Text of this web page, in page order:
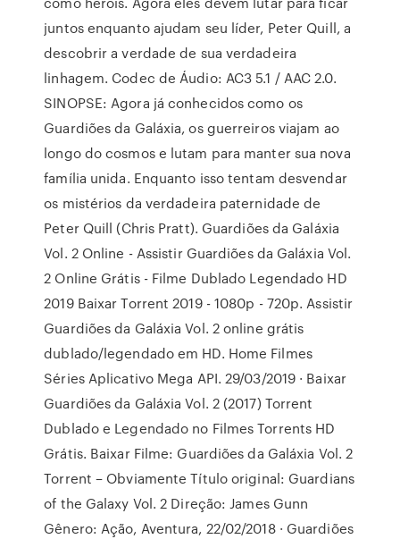
juntos enquanto ajudam seu líder, Peter Quill, a
descobrir a verdade de sua verdadeira
linhagem. Codec de Áudio: AC3 5.1 / AAC 2.0.
SINOPSE: Agora já conhecidos como os
Guardiões da Galáxia, os guerreiros viajam ao
longo do cosmos e lutam para manter sua nova
família unida. Enquanto isso tentam desvendar
os mistérios da verdadeira paternidade de
Peter Quill (Chris Pratt). Guardiões da Galáxia
Vol. 2 Online - Assistir Guardiões da Galáxia Vol.
2 Online Grátis - Filme Dublado Legendado HD
2019 Baixar Torrent 2019 - 1080p - 720p. Assistir
Guardiões da Galáxia Vol. 2 online grátis
dublado/legendado em HD. Home Filmes
Séries Aplicativo Mega API. 29/03/2019 · Baixar
Guardiões da Galáxia Vol. 2 (2017) Torrent
Dublado e Legendado no Filmes Torrents HD
Grátis. Baixar Filme: Guardiões da Galáxia Vol. 2
Torrent – Obviamente Título original: Guardians
of the Galaxy Vol. 2 Direção: James Gunn
Gênero: Ação, Aventura, 22/02/2018 · Guardiões